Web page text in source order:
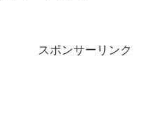
スポンサーリンク